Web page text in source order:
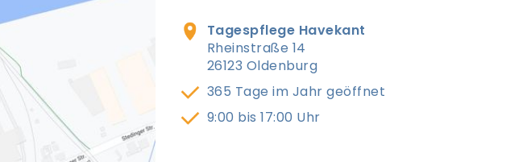
Tagespflege Havekant
Rheinstraße 14
26123 Oldenburg
365 Tage im Jahr geöffnet
9:00 bis 17:00 Uhr